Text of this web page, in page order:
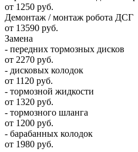
от 1250 руб.
Демонтаж / монтаж робота ДСГ
от 13590 руб.
Замена
- передних тормозных дисков
от 2270 руб.
- дисковых колодок
от 1120 руб.
- тормозной жидкости
от 1320 руб.
- тормозного шланга
от 1200 руб.
- барабанных колодок
от 1980 руб.